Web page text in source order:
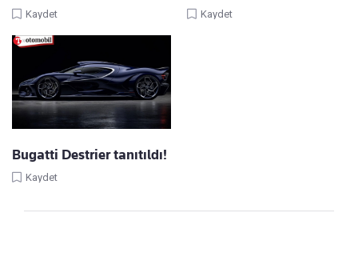
Kaydet Kaydet
Bugatti Destrier tanıtıldı!
Kaydet